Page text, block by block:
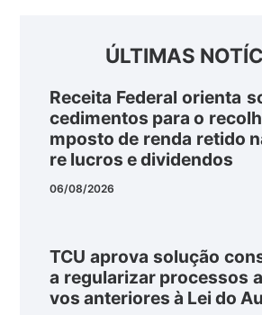
ÚLTIMAS
Receita Federal orienta
cedimentos para o
mposto de renda retido
re lucros e dividendos
06/08/2026
TCU aprova solução
a regularizar processos
vos anteriores à Lei do